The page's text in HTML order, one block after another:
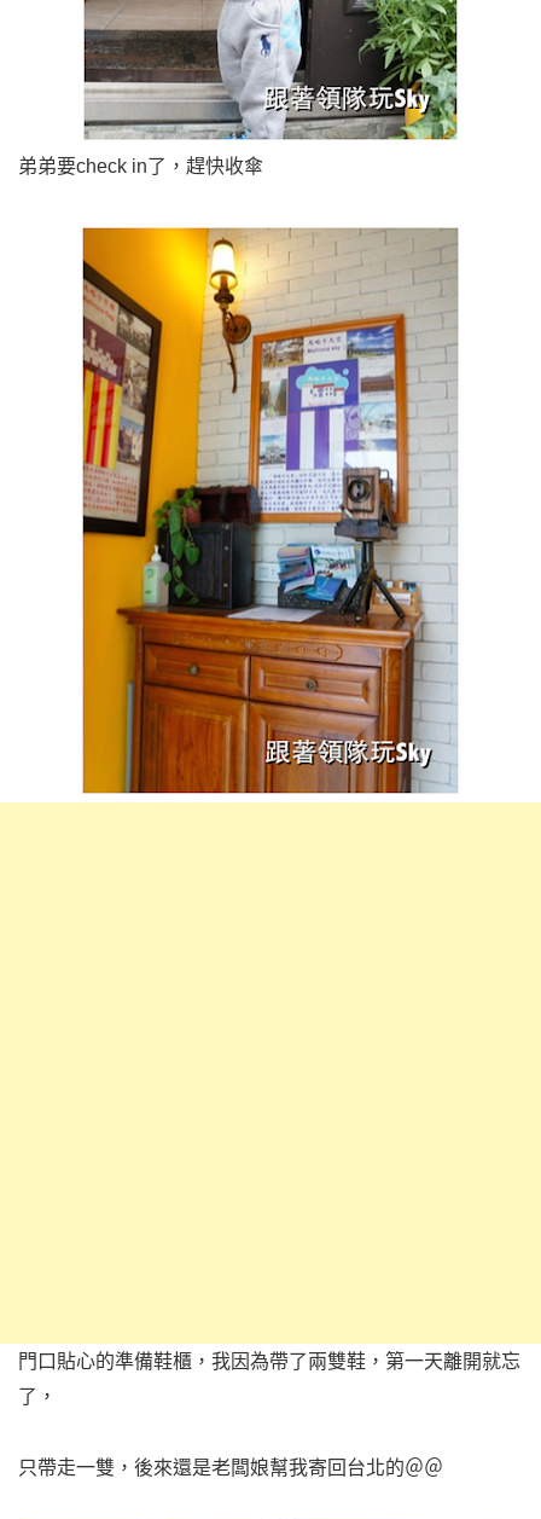
弟弟要check in了，趕快收傘
門口貼心的準備鞋櫃，我因為帶了兩雙鞋，第一天離開就忘
了，
只帶走一雙，後來還是老闆娘幫我寄回台北的＠＠